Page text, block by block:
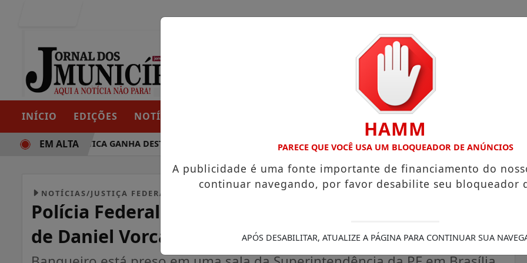
INÍCIO EDIÇÕES NOTÍCIAS
POLÍTICA GANHA DESTAQUE EM PORTO GRANDE COM ATUAÇÃO VOLTADA AO MUNICÍPIO RECEITA FEDERAL
EM ALTA
NOTÍCIAS/JUSTIÇA FEDERAL
Polícia Federal rejeita segunda proposta de delação
de Daniel Vorcaro
HAMM
PARECE QUE VOCÊ USA UM BLOQUEADOR DE ANÚNCIOS
A publicidade é uma fonte importante de financiamento do
continuar navegando, por favor desabilite seu bloqueador
APÓS DESABILITAR, ATUALIZE A PÁGINA PARA CONTINUAR SUA